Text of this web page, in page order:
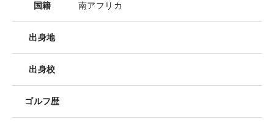
国籍 南アフリカ
出身地
出身校
ゴルフ歴